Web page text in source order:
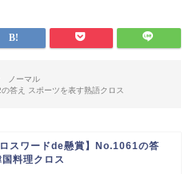
ノーマル
答え スポーツを表す熟語クロス
ロスワードde懸賞】No.1061の答
国料理クロス